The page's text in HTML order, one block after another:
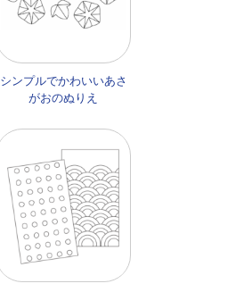
シンプルでかわいいあさ
がおのぬりえ